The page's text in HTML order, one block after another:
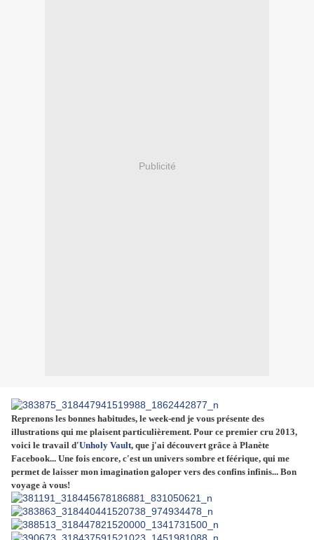
Publicité
Reprenons les bonnes habitudes, le week-end je vous présente des
illustrations qui me plaisent particulièrement. Pour ce premier cru 2013,
voici le travail d'Unholy Vault, que j'ai découvert grâce à Planète
Facebook... Une fois encore, c'est un univers sombre et féérique, qui me
permet de laisser mon imagination galoper vers des confins infinis... Bon
voyage à vous!